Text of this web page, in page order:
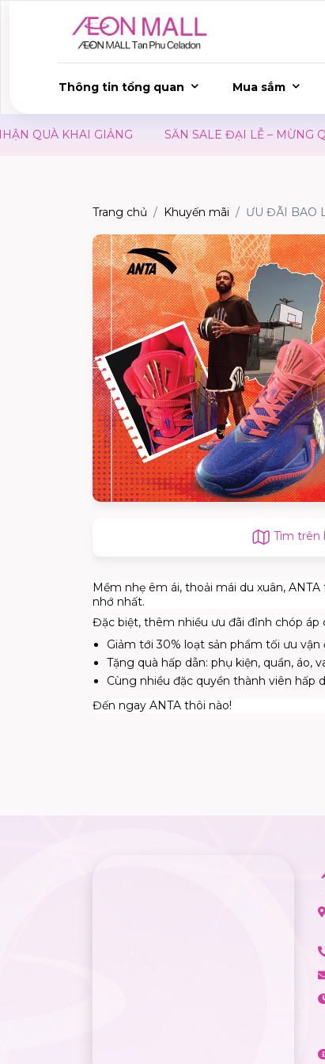
Thông tin tổng quan Mua sắm
KHAI GIẢNG SĂN SALE ĐẠI LỄ – MỪNG
Trang chủ Khuyến mãi ƯU ĐÃI BAO
Tìm trên
Mềm nhẹ êm ái, thoải mái du xuân,
nhớ nhất.
Đặc biệt, thêm nhiều ưu đãi đỉnh chóp áp
Giảm tới 30% loạt sản phẩm tối ưu vận
Tặng quà hấp dẫn: phụ kiện, quần, áo,
Cùng nhiều đặc quyền thành viên hấp
Đến ngay ANTA thôi nào!